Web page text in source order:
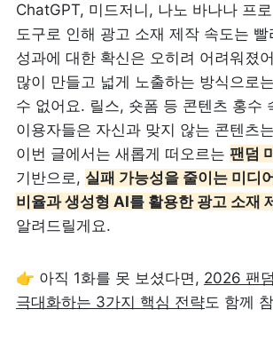
ChatGPT, 미드저니, 나노 바나나 프
도구로 인해 광고 소재 제작 속도는 빨
성과에 대한 확신은 오히려 어려워졌
많이 만들고 넓게 노출하는 방식으로
수 없어요. 릴스, 숏폼 등 콘텐츠 홍수
이용자들은 자신과 맞지 않는 콘텐츠
이번 글에서는 새롭게 떠오르는 팬덤
기반으로, 실패 가능성을 줄이는 미디
비율과 생성형 AI를 활용한 광고 소재
알려드릴게요.
👉 아직 1화를 못 보셨다면, 2026 팬
극대화하는 3가지 핵심 전략도 함께